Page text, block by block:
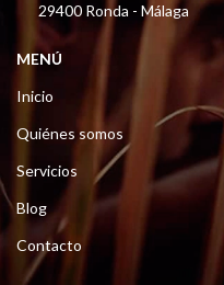
29400 Ronda - Málaga
MENÚ
Inicio
Quiénes somos
Servicios
Blog
Contacto